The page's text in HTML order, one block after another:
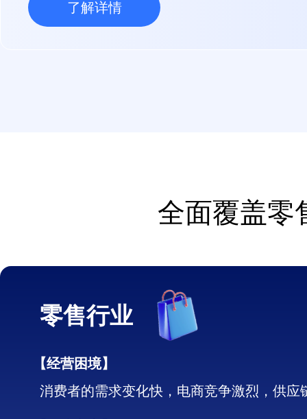
了解详情
全面覆盖零
零售行业
【经营困境】
消费者的需求变化快，电商竞争激烈，供应